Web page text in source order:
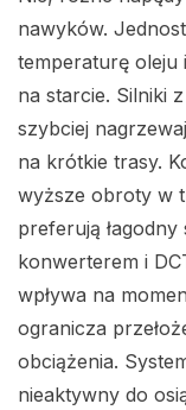
nawyków.
temperaturę oleju
na starcie. Silniki
szybciej
na krótkie trasy.
wyższe obroty w
preferują
konwerterem i
wpływa na
ogranicza
obciążenia.
nieaktywny do